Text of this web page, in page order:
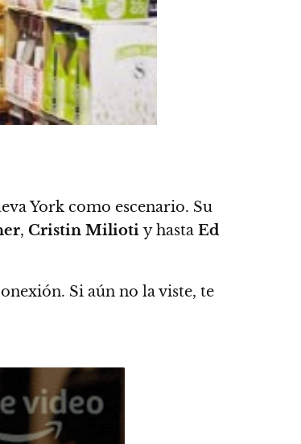
York como escenario. Su
, Cristin Milioti y hasta Ed
Si aún no la viste, te